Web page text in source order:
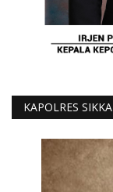
KAPOLRES SIKKA